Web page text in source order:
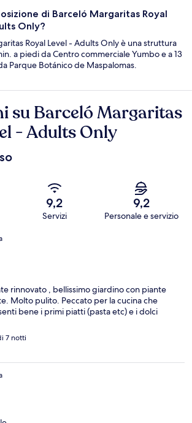
di Barceló Margaritas Royal
Only?
Royal Level - Adults Only è una struttura
a piedi da Centro commerciale Yumbo e a 13
Parque Botánico de Maspalomas.
su Barceló Margaritas
- Adults Only
9,2
Servizi
9,2
Personale e servizio
rinnovato , bellissimo giardino con piante
Molto pulito. Peccato per la cucina che
bene i primi piatti (pasta etc) e i dolci
7 notti